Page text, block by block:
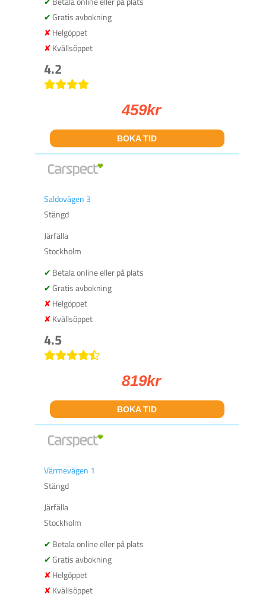
Gratis avbokning
Helgöppet
Kvällsöppet
4.2
459kr
BOKA TID
Saldovägen 3
Stängd
Järfälla
Stockholm
Betala online eller på plats
Gratis avbokning
Helgöppet
Kvällsöppet
4.5
819kr
BOKA TID
Värmevägen 1
Stängd
Järfälla
Stockholm
Betala online eller på plats
Gratis avbokning
Helgöppet
Kvällsöppet